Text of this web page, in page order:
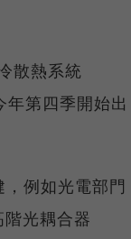
散熱系統
第四季開始出
例如光電部門
光耦合器